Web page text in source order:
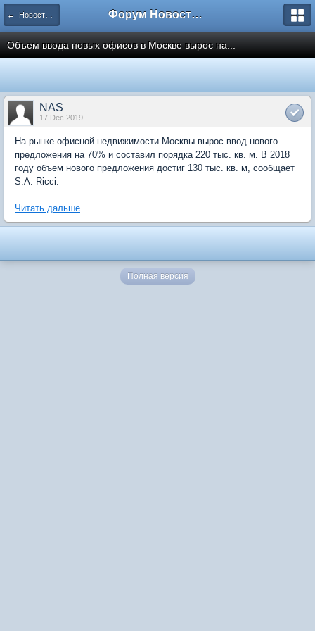
← Новости рынка недвижимости Форум Новостройки
Объем ввода новых офисов в Москве вырос на...
NAS
17 Dec 2019
На рынке офисной недвижимости Москвы вырос ввод нового
предложения на 70% и составил порядка 220 тыс. кв. м. В 2018
году объем нового предложения достиг 130 тыс. кв. м, сообщает
S.A. Ricci.
Читать дальше
Полная версия